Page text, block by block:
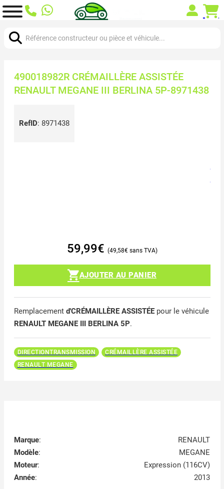
490018982R CRÉMAILLÈRE ASSISTÉE
RENAULT MEGANE III BERLINA 5P-8971438
RefID: 8971438
59,99€ 49,58€
AJOUTER AU PANIER
Remplacement d'CRÉMAILLÈRE ASSISTÉEpour le véhicule
RENAULT MEGANE III BERLINA 5P.
DIRECTIONTRANSMISSION
CRÉMAILLÈRE ASSISTÉE
RENAULT MEGANE
Marque:
RENAULT
Modèle:
MEGANE
Moteur:
Expression (116CV)
Année: 2013